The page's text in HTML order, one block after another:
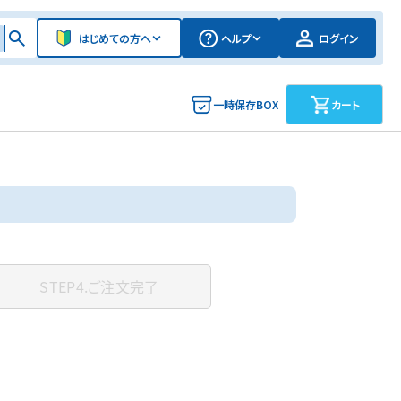
はじめての方へ ヘルプ ログイン
一時保存BOX カート
STEP4.ご注文完了